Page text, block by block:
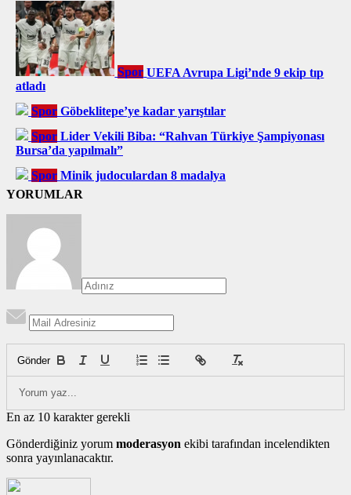
Spor UEFA Avrupa Ligi’nde 9 ekip tıp
atladı
Spor Göbeklitepe’ye kadar yarıştılar
Spor Lider Vekili Biba: “Rahvan Türkiye Şampiyonası
Bursa’da yapılmalı”
Spor Minik judoculardan 8 madalya
YORUMLAR
Gönder
En az 10 karakter gerekli
Gönderdiğiniz yorum moderasyon ekibi tarafından incelendikten
sonra yayınlanacaktır.